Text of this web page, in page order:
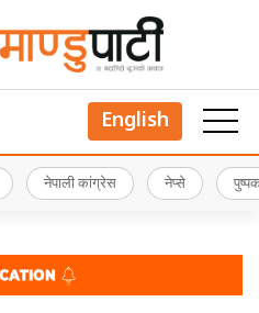
English
नेपाली कांग्रेस नेप्से